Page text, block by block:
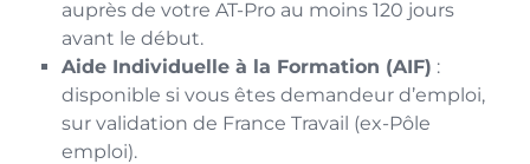
auprès de votre AT-Pro au moins 120 jours
avant le début.
Aide Individuelle à la Formation (AIF) :
disponible si vous êtes demandeur d’emploi,
sur validation de France Travail (ex-Pôle
emploi).